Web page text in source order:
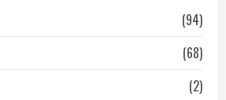
(94)
(68)
(2)